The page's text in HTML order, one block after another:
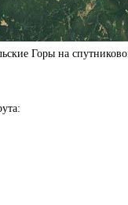
Горы на